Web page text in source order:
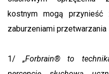
kostnym mogą
zaburzeniami przetwarzania
1/„Forbrain® to